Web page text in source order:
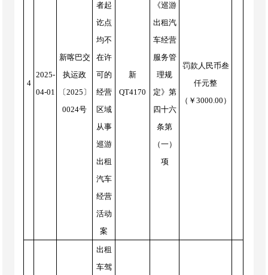
4
2025-
04-01
新喀巴交
执运政
〔2025〕
0024号
者起
讫点
均不
在许
可的
经营
区域
从事
巡游
出租
汽车
经营
活动
案
新
QT4170
《巡游
出租汽
车经营
服务管
理规
定》第
四十六
条第
（一）
项
罚款人民币叁
仟元整
（￥3000.00）
出租
车驾